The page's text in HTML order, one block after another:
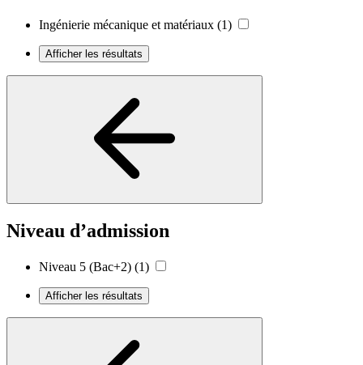
Ingénierie mécanique et matériaux (1)
Afficher les résultats
Niveau d’admission
Niveau 5 (Bac+2) (1)
Afficher les résultats